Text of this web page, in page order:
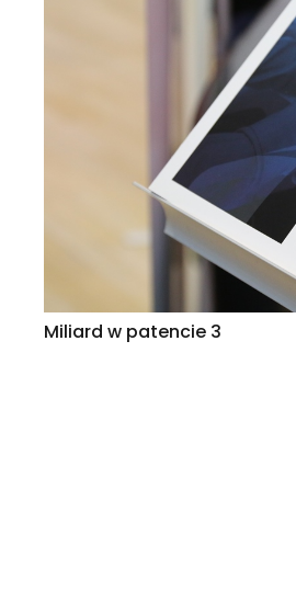
Miliard w patencie 3